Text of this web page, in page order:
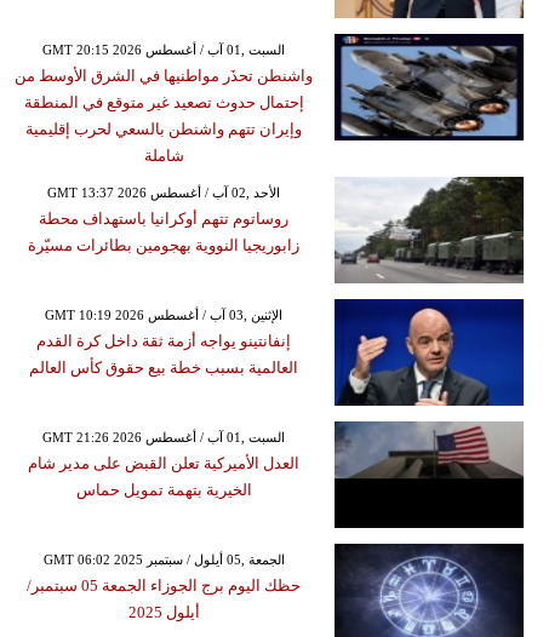
GMT 20:15 2026 السبت ,01 آب / أغسطس
واشنطن تحذَر مواطنيها في الشرق الأوسط من
إحتمال حدوث تصعيد غير متوقع في المنطقة
وإيران تتهم واشنطن بالسعي لحرب إقليمية
شاملة
GMT 13:37 2026 الأحد ,02 آب / أغسطس
روساتوم تتهم أوكرانيا باستهداف محطة
زابوريجيا النووية بهجومين بطائرات مسيّرة
GMT 10:19 2026 الإثنين ,03 آب / أغسطس
إنفانتينو يواجه أزمة ثقة داخل كرة القدم
العالمية بسبب خطة بيع حقوق كأس العالم
GMT 21:26 2026 السبت ,01 آب / أغسطس
العدل الأميركية تعلن القبض على مدير شام
الخيرية بتهمة تمويل حماس
GMT 06:02 2025 الجمعة ,05 أيلول / سبتمبر
حظك اليوم برج الجوزاء الجمعة 05 سبتمبر/
أيلول 2025